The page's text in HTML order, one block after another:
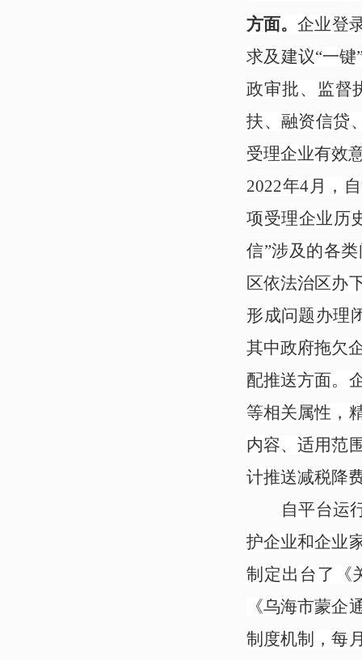
方面。企业登
求及建议“一
政审批、监督
扶、融资信贷
受理企业有效
2022年4月，
项受理企业历
信”涉及的各
区依法治区办
形成问题办理
其中政府拖欠
配推送方面。
等相关属性，
内容、适用范
计推送减税降
自平台运
护企业和企业
制定出台了《
《乌海市蒙企
制度机制，每